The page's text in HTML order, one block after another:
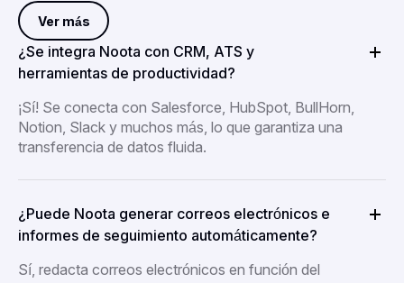
Ver más
¿Se integra Noota con CRM, ATS y
herramientas de productividad?
¡Sí! Se conecta con Salesforce, HubSpot, BullHorn,
Notion, Slack y muchos más, lo que garantiza una
transferencia de datos fluida.
¿Puede Noota generar correos electrónicos e
informes de seguimiento automáticamente?
Sí, redacta correos electrónicos en función del